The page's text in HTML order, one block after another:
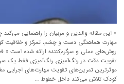
« این مقاله والدین و مربیان را راهنمایی
روش‌های عملی و سرگرم‌کننده ارائه شده است »
تقویت دقت در رنگ‌آمیزی رنگ‌آمیزی فقط یک
موثرترین تمرین‌های تقویت مهارت‌های اجرایی
کودک تلاش می‌کند داخل خطوط …